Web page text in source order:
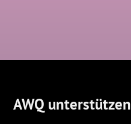
AWQ unterstützen